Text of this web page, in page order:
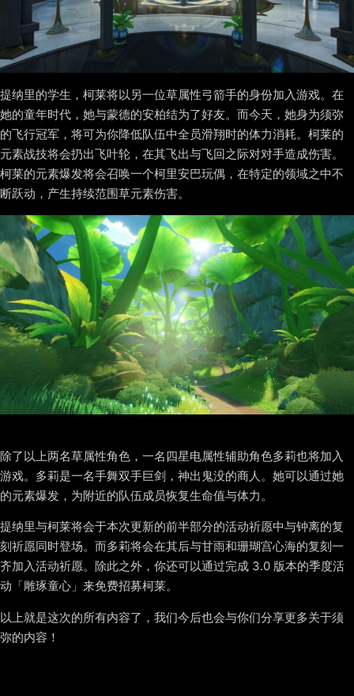
提纳里的学生，柯莱将以另一位草属性弓箭手的身份加入游戏。在
她的童年时代，她与蒙德的安柏结为了好友。而今天，她身为须弥
的飞行冠军，将可为你降低队伍中全员滑翔时的体力消耗。柯莱的
元素战技将会扔出飞叶轮，在其飞出与飞回之际对对手造成伤害。
柯莱的元素爆发将会召唤一个柯里安巴玩偶，在特定的领域之中不
断跃动，产生持续范围草元素伤害。
除了以上两名草属性角色，一名四星电属性辅助角色多莉也将加入
游戏。多莉是一名手舞双手巨剑，神出鬼没的商人。她可以通过她
的元素爆发，为附近的队伍成员恢复生命值与体力。
提纳里与柯莱将会于本次更新的前半部分的活动祈愿中与钟离的复
刻祈愿同时登场。而多莉将会在其后与甘雨和珊瑚宫心海的复刻一
齐加入活动祈愿。除此之外，你还可以通过完成 3.0 版本的季度活
动「雕琢童心」来免费招募柯莱。
以上就是这次的所有内容了，我们今后也会与你们分享更多关于须
弥的内容！